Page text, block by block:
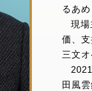
るあ
現場
価、
三文
田風